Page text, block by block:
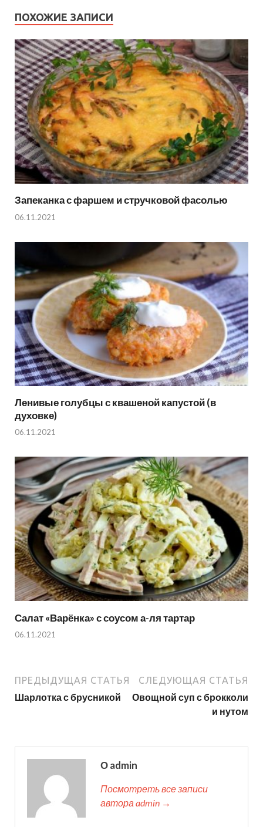
ПОХОЖИЕ ЗАПИСИ
Запеканка с фаршем и стручковой фасолью
06.11.2021
Ленивые голубцы с квашеной капустой (в
духовке)
06.11.2021
Салат «Варёнка» с соусом а-ля тартар
06.11.2021
ПРЕДЫДУЩАЯ СТАТЬЯ
Шарлотка с брусникой
СЛЕДУЮЩАЯ СТАТЬЯ
Овощной суп с брокколи
и нутом
О admin
Посмотреть все записи
автора admin →